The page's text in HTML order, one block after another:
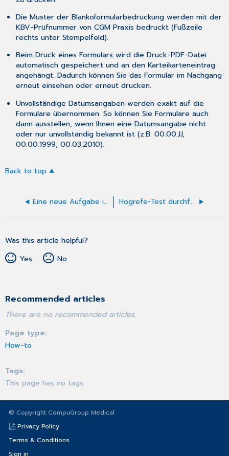
Die Muster der Blankoformularbedruckung werden mit der
KBV-Prüfnummer von CGM Praxis bedruckt (Fußzeile
rechts unter Stempelfeld).
Beim Druck eines Formulars wird die Druck-PDF-Datei
automatisch gespeichert und an den Karteikarteneintrag
angehängt. Dadurch können Sie das Formular im Nachgang
erneut einsehen oder erneut drucken.
Unvollständige Datumsangaben werden exakt auf die
Formulare übernommen. So können Sie Formulare auch
dann ausstellen, wenn Ihnen eine Datumsangabe nicht
oder nur unvollständig bekannt ist (z.B. 00.00.JJ,
00.00.1999, 00.03.2010).
Back to top
Eine neue Aufgabe in der Karteikarte anlegen Hogrefe-Test durchführen
Was this article helpful?
Yes
No
Recommended articles
There are no recommended articles.
Page type
How-to
Tags
This page has no tags.
© Copyright CompuGroup Medical
Privacy Policy
Terms & Conditions
Sign in